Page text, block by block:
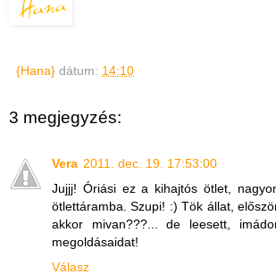
{Hana} dátum: 14:10
3 megjegyzés:
Vera 2011. dec. 19. 17:53:00
Jujjj! Óriási ez a kihajtós ötlet,
ötlettáramba. Szupi! :) Tök állat,
akkor mivan???... de leesett,
megoldásaidat!
Válasz